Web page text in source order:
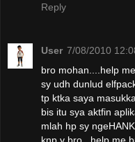
Reply
User 7/08/2010
bro mohan....help me
sy udh dunlud
tp ktka saya
bis itu sya aktfin
mlah hp sy
knp y bro...help me